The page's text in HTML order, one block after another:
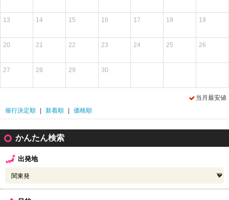
13 14 15 16 17 18 19
20 21 22 23 24 25 26
27 28 29 30
当月最安値
催行決定順
新着順 価格順
かんたん検索
出発地